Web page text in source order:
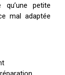
petite
mal adaptée